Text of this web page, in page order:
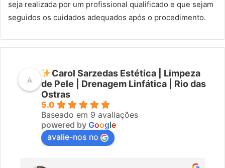
seja realizada por um profissional qualificado e que sejam
seguidos os cuidados adequados após o procedimento.
Carol Sarzedas Estética | Limpeza
de Pele | Drenagem Linfática | Rio das
Ostras
5.0
Baseado em 9 avaliações
powered by Google
avalie-nos no